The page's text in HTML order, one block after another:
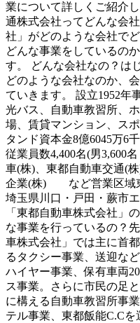
業について詳しくご紹介
通株式会社ってどんな会
社」がどのような会社で
どんな事業をしているの
す。 どんな会社なの？は
どのような会社なのか、
ていきます。 設立1952年
光バス、自動車教習所、
場、賃貸マンション、ス
タンド資本金8億6045万6
従業員数4,400名(男3,600
車(株)、東都自動車交通(
企業(株) など営業区域東
埼玉県川口・戸田・蕨市
「東都自動車株式会社」
な事業を行っているの？
車株式会社」では主に首
るタクシー事業、送迎な
ハイヤー事業、保有車両
ス事業。さらに市民の足
に構える自動車教習所事
テル事業、東都飯能C.C